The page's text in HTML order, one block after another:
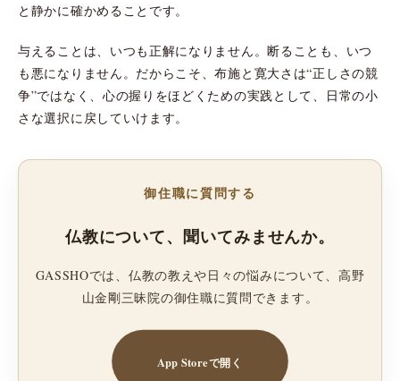
と静かに確かめることです。
与えることは、いつも正解になりません。断ることも、いつ
も悪になりません。だからこそ、布施と寛大さは“正しさの競
争”ではなく、心の握りをほどくための実践として、日常の小
さな選択に戻していけます。
御住職に質問する
仏教について、聞いてみませんか。
GASSHOでは、仏教の教えや日々の悩みについて、高野
山金剛三昧院の御住職に質問できます。
App Storeで開く